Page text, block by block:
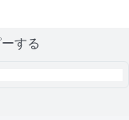
する